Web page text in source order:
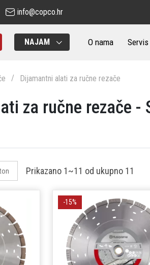
info@copco.hr
NAJAM O nama
Dijamantni alati za ručne rezače
za ručne rezače -
Prikazano 1~11 od ukupno 11
-15%